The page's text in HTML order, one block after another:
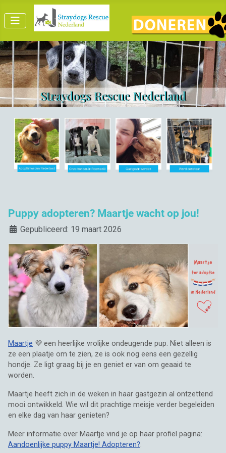
Straydogs Rescue Nederland
Puppy adopteren? Maartje wacht op jou!
DetailsGepubliceerd: 19 maart 2026
Maartje 💜 een heerlijke vrolijke ondeugende pup. Niet alleen is
ze een plaatje om te zien, ze is ook nog eens een gezellig
hondje. Ze ligt graag bij je en geniet er van om geaaid te
worden.
Maartje heeft zich in de weken in haar gastgezin al ontzettend
mooi ontwikkeld. Wie wil dit prachtige meisje verder begeleiden
en elke dag van haar genieten?
Meer informatie over Maartje vind je op haar profiel pagina:
Aandoenlijke puppy Maartje! Adopteren?.